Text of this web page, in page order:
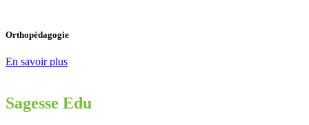
Orthopédagogie
En savoir plus
Sagesse Edu